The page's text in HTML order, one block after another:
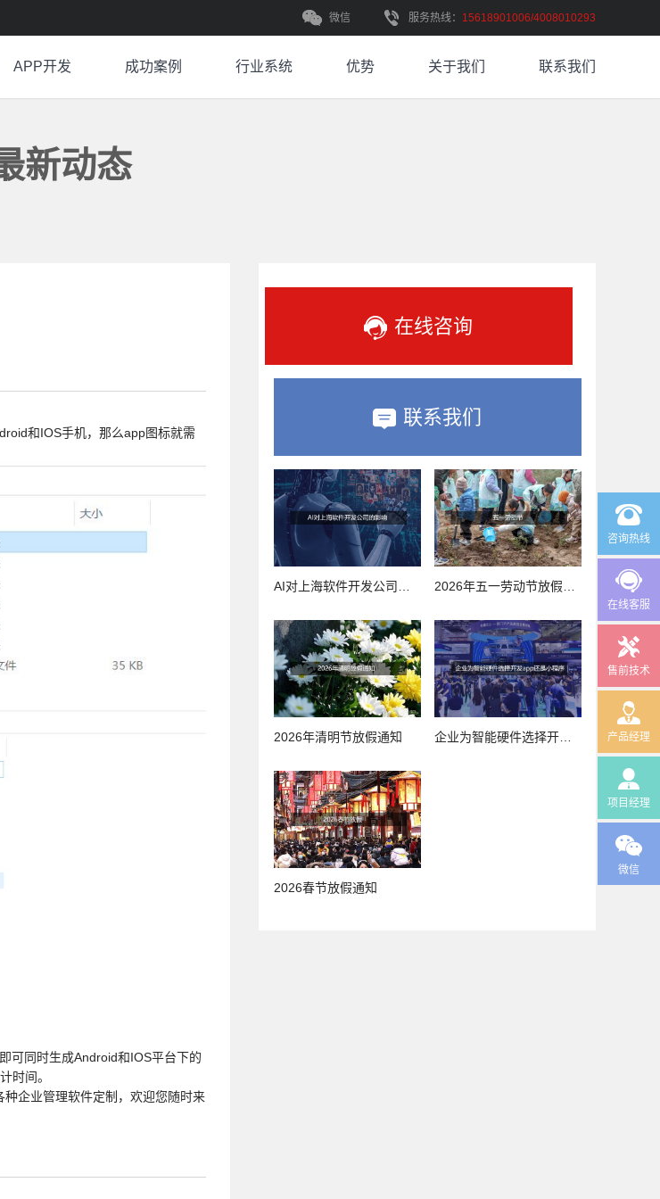
微信 服务热线： 15618901006/4008010293
APP开发 成功案例 行业系统 优势 关于我们 联系我们
新动态
和IOS手机，那么app图标就需
可同时生成Android和IOS平台下的
时间。
企业管理软件定制，欢迎您随时来
在线咨询
联系我们
2026年清明节放假通知 企业为智能硬件选择开发app还是小程序
2026春节放假通知
咨询热线
在线客服
售前技术
产品经理
项目经理
微信